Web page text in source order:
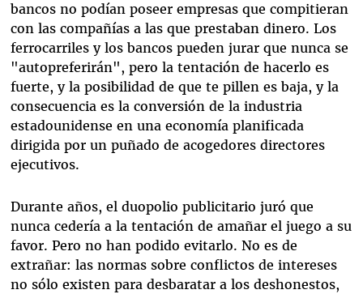
bancos no podían poseer empresas que compitieran
con las compañías a las que prestaban dinero. Los
ferrocarriles y los bancos pueden jurar que nunca se
"autopreferirán", pero la tentación de hacerlo es
fuerte, y la posibilidad de que te pillen es baja, y la
consecuencia es la conversión de la industria
estadounidense en una economía planificada
dirigida por un puñado de acogedores directores
ejecutivos.
Durante años, el duopolio publicitario juró que
nunca cedería a la tentación de amañar el juego a su
favor. Pero no han podido evitarlo. No es de
extrañar: las normas sobre conflictos de intereses
no sólo existen para desbaratar a los deshonestos,